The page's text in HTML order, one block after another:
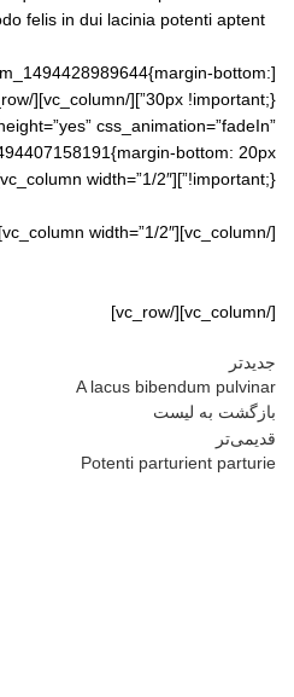
felis in dui lacinia potenti aptent
bottom:
css_animation=”fadeIn”
bottom: 20px
!important;}”][vc_column width=”1/2″]
[/vc_column][vc_column width=”1/2″]
[/vc_column][/vc_row]
جدیدتر
A lacus bibendum pulvinar
بازگشت به لیست
قدیمی‌تر
Potenti parturient parturie